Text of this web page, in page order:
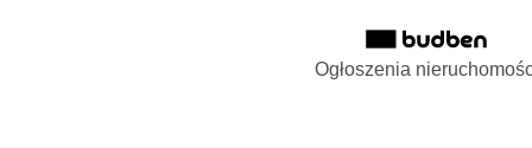
Ogłoszenia